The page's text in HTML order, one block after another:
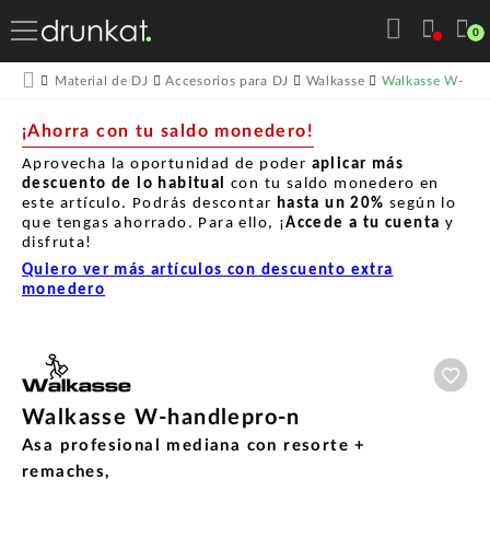
0
Material de DJ Accesorios para DJ Walkasse Walkasse W-
¡Ahorra con tu saldo monedero!
Aprovecha la oportunidad de poder aplicar más
descuento de lo habitual con tu saldo monedero en
este artículo. Podrás descontar hasta un 20% según lo
que tengas ahorrado. Para ello, ¡Accede a tu cuenta y
disfruta!
Quiero ver más artículos con descuento extra
monedero
Walkasse W-handlepro-n
Asa profesional mediana con resorte +
remaches,